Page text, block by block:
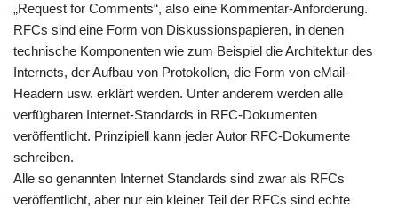
„Request for Comments“, also eine Kommentar-Anforderung.
RFCs sind eine Form von Diskussionspapieren, in denen
technische Komponenten wie zum Beispiel die Architektur des
Internets, der Aufbau von Protokollen, die Form von eMail-
Headern usw. erklärt werden. Unter anderem werden alle
verfügbaren Internet-Standards in RFC-Dokumenten
veröffentlicht. Prinzipiell kann jeder Autor RFC-Dokumente
schreiben.
Alle so genannten Internet Standards sind zwar als RFCs
veröffentlicht, aber nur ein kleiner Teil der RFCs sind echte